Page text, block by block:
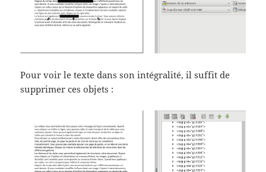
Pour voir le texte dans son intégralité, il suffit de
supprimer ces objets :